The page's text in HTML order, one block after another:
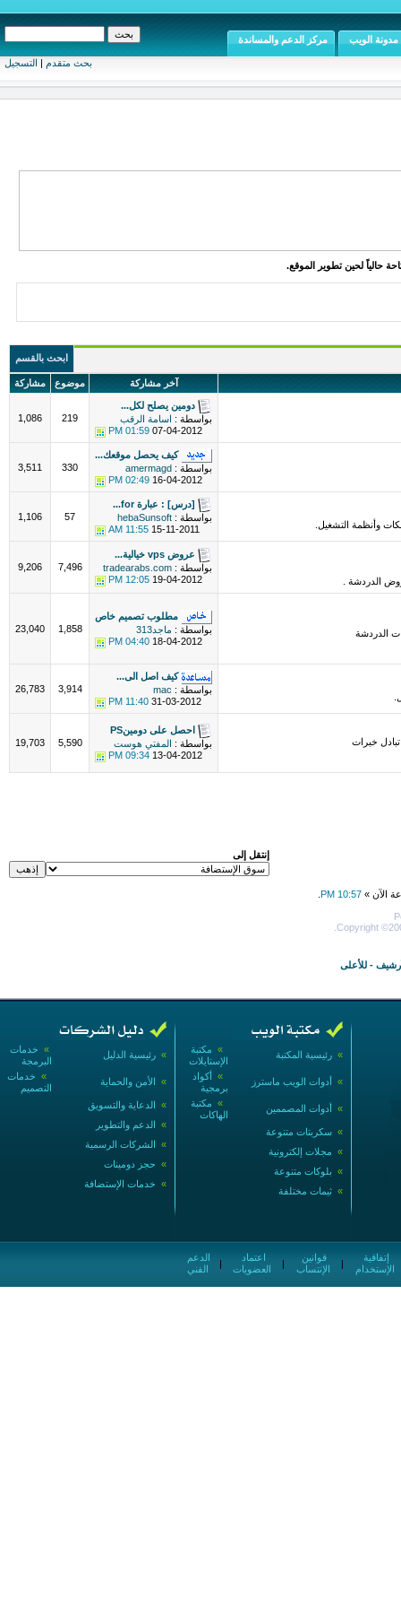
بحث متقدم | التسجيل
مدونة الويب مركز الدعم والمساندة
حالياً لحين تطوير الموقع.
ابحث بالقسم
آخر مشاركة موضوع مشاركة
دومين يصلح لكل...
بواسطة : اسامة الرقب
07-04-2012
01:59 PM
219
1,086
كيف يحصل موقعك...
بواسطة : amermagd
16-04-2012
02:49 PM
330
3,511
وأنظمة التشغيل.
[درس] : عبارة for...
بواسطة : hebaSunsoft
15-11-2011
11:55 AM
57
1,106
الدردشة .
عروض vps خيالية...
بواسطة : tradearabs.com
19-04-2012
12:05 PM
7,496
9,206
الدردشة
مطلوب تصميم خاص
بواسطة : ماجد313
18-04-2012
04:40 PM
1,858
23,040
كيف اصل الى...
بواسطة : mac
31-03-2012
11:40 PM
3,914
26,783
خبرات
احصل على دومينPS
بواسطة :
المفتي هوست
13-04-2012
09:34 PM
5,590
19,703
إنتقل إلى
الآن » 10:57 PM
Copyright
- للأعلى
» خدمات
البرمجة
» رئيسية الدليل
» خدمات
التصميم
» الأمن والحماية
» الدعاية والتسويق
» الدعم والتطوير
» الشركات الرسمية
» حجز دومينات
» خدمات الإستضافة
» مكتبة
الإستايلات
» رئيسية المكتبة
» أكواد
برمجية
» أدوات الويب ماسترز
» مكتبة
الهاكات
» أدوات المصممين
» سكربتات متنوعة
» مجلات إلكترونية
» بلوكات متنوعة
» ثيمات مختلفة
الفني
|
العضويات
|
الإنتساب
|
الإستخدام